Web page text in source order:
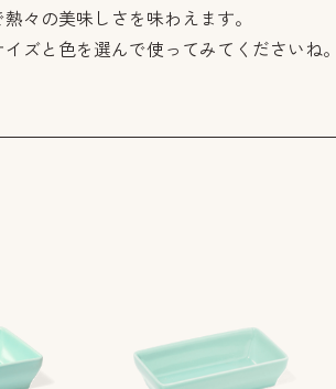
々の美味しさを味わえます。
ズと色を選んで使ってみてくださいね。